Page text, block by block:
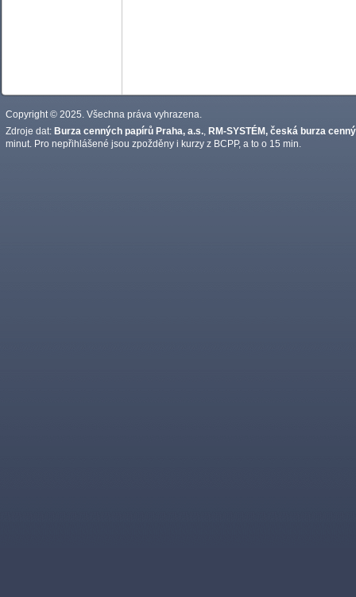
Copyright © 2025. Všechna práva vyhrazena.
Zdroje dat: Burza cenných papírů Praha, a.s. RM-SYSTÉM, česká burza
minut. Pro nepřihlášené jsou zpožděny i kurzy z BCPP, a to o 15 min.